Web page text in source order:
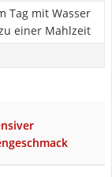
Tag mit Wasser
einer Mahlzeit